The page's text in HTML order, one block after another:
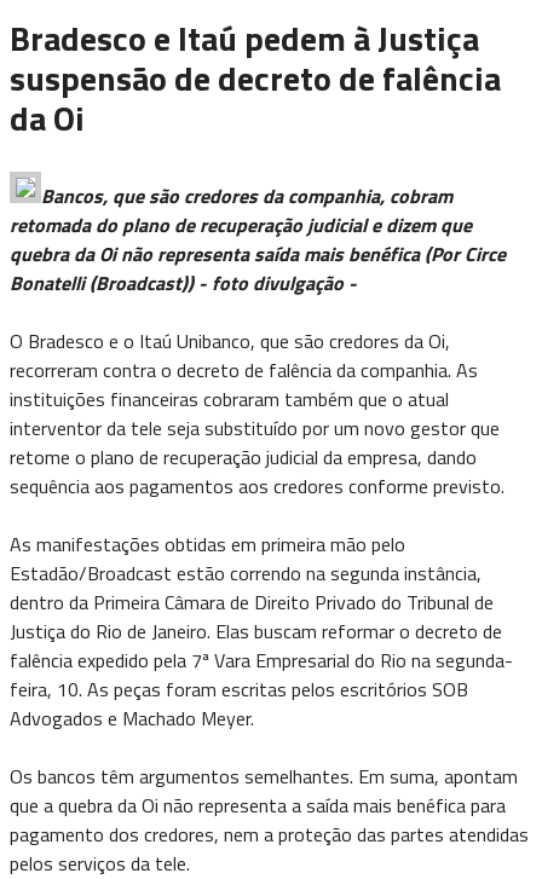
Bradesco e Itaú pedem à Justiça
suspensão de decreto de falência
da Oi
Bancos, que são credores da companhia, cobram
retomada do plano de recuperação judicial e dizem que
quebra da Oi não representa saída mais benéfica (Por Circe
Bonatelli (Broadcast)) - foto divulgação -
O Bradesco e o Itaú Unibanco, que são credores da Oi,
recorreram contra o decreto de falência da companhia. As
instituições financeiras cobraram também que o atual
interventor da tele seja substituído por um novo gestor que
retome o plano de recuperação judicial da empresa, dando
sequência aos pagamentos aos credores conforme previsto.
As manifestações obtidas em primeira mão pelo
Estadão/Broadcast estão correndo na segunda instância,
dentro da Primeira Câmara de Direito Privado do Tribunal de
Justiça do Rio de Janeiro. Elas buscam reformar o decreto de
falência expedido pela 7ª Vara Empresarial do Rio na segunda-
feira, 10. As peças foram escritas pelos escritórios SOB
Advogados e Machado Meyer.
Os bancos têm argumentos semelhantes. Em suma, apontam
que a quebra da Oi não representa a saída mais benéfica para
pagamento dos credores, nem a proteção das partes atendidas
pelos serviços da tele.